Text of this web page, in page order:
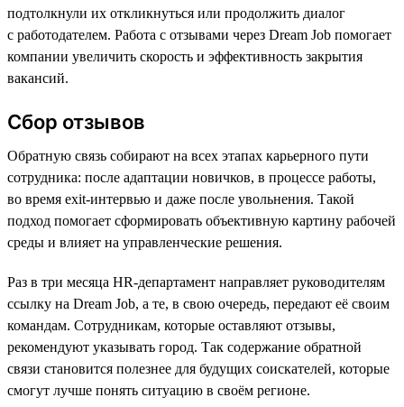
подтолкнули их откликнуться или продолжить диалог
с работодателем. Работа с отзывами через Dream Job помогает
компании увеличить скорость и эффективность закрытия
вакансий.
Сбор отзывов
Обратную связь собирают на всех этапах карьерного пути
сотрудника: после адаптации новичков, в процессе работы,
во время exit-интервью и даже после увольнения. Такой
подход помогает сформировать объективную картину рабочей
среды и влияет на управленческие решения.
Раз в три месяца HR-департамент направляет руководителям
ссылку на Dream Job, а те, в свою очередь, передают её своим
командам. Сотрудникам, которые оставляют отзывы,
рекомендуют указывать город. Так содержание обратной
связи становится полезнее для будущих соискателей, которые
смогут лучше понять ситуацию в своём регионе.